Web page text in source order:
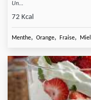
Un...
72 Kcal
Menthe, Orange, Fraise, Miel